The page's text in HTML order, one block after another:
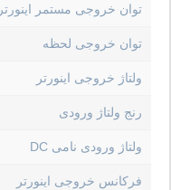
توان خروجی مستمر اینورتر
توان خروجی لحظه
ولتاژ خروجی اینورتر
رنج ولتاژ ورودی
ولتاژ ورودی نامی DC
فرکانس خروجی اینورتر